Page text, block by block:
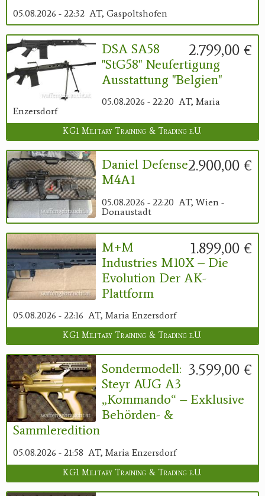
05.08.2026 - 22:32 AT, Gaspoltshofen
2.799,00 €
DSA SA58
"StG58" Neufertigung
Ausstattung "Belgien"
05.08.2026 - 22:20 AT, Maria
Enzersdorf
KG1 Military Training & Trading e.U.
2.900,00 €
Daniel Defense
M4A1
05.08.2026 - 22:20 AT, Wien -
Donaustadt
1.899,00 €
M+M
Industries M10X – Die
Evolution Der AK-
Plattform
05.08.2026 - 22:16 AT, Maria Enzersdorf
KG1 Military Training & Trading e.U.
3.599,00 €
Sondermodell:
Steyr AUG A3
„Kommando“ – Exklusive
Behörden- &
Sammleredition
05.08.2026 - 21:58 AT, Maria Enzersdorf
KG1 Military Training & Trading e.U.